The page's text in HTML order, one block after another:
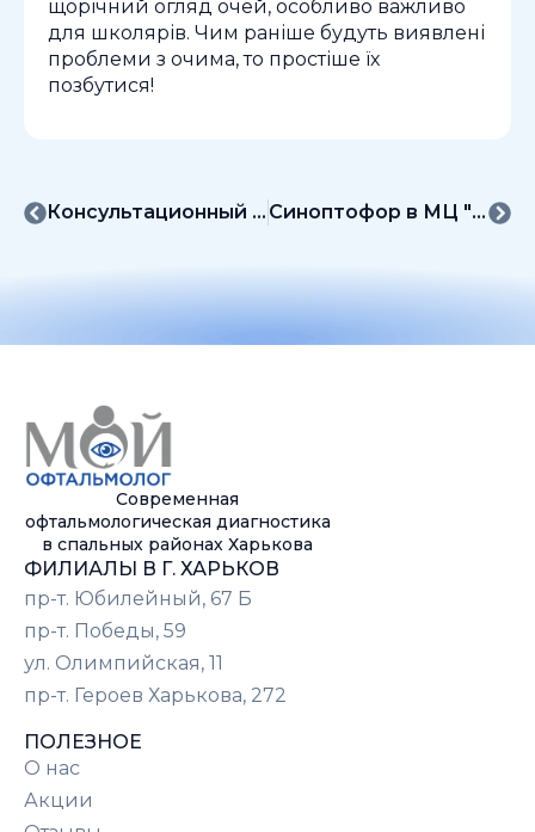
щорічний огляд очей, особливо важливо
для школярів. Чим раніше будуть виявлені
проблеми з очима, то простіше їх
позбутися!
Консультационный день М. Ковтуна и В. Шевчика Синоптофор в МЦ "Мой офтальмолог"“
Современная
офтальмологическая диагностика
в спальных районах Харькова
ФИЛИАЛЫ В Г. ХАРЬКОВ
пр-т. Юбилейный, 67 Б
пр-т. Победы, 59
ул. Олимпийская, 11
пр-т. Героев Харькова, 272
ПОЛЕЗНОЕ
О нас
Акции